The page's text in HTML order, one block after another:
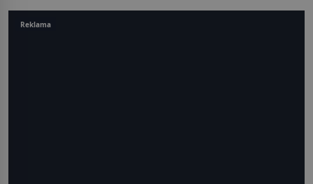
Reklama